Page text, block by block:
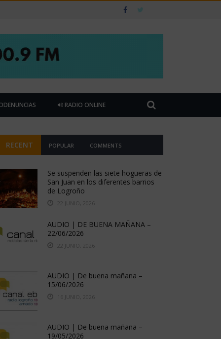
RADIO ONLINE
RECENT POPULAR COMMENTS
Se suspenden las siete hogueras de
San Juan en los diferentes barrios
de Logroño
22 JUNIO, 2026
AUDIO | DE BUENA MAÑANA –
22/06/2026
22 JUNIO, 2026
AUDIO | De buena mañana –
15/06/2026
16 JUNIO, 2026
AUDIO | De buena mañana –
19/05/2026